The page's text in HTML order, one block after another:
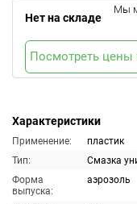
Характеристики
Применение:
пластик
Тип:
Смазка
Форма
выпуска:
аэрозоль
Нет на складе
Мы
Посмотреть цены